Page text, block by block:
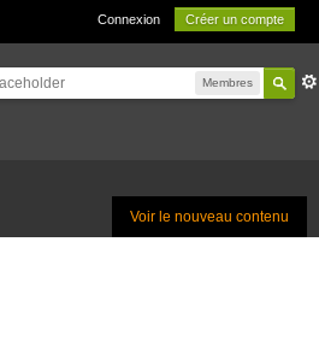
Connexion Créer un compte
Membres
Voir le nouveau contenu